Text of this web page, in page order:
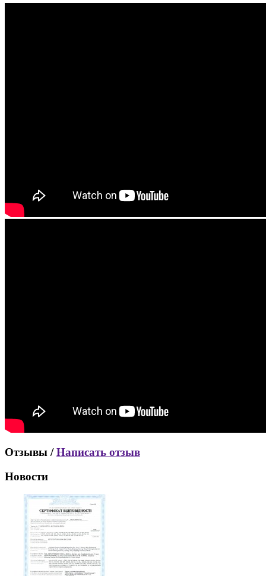
Отзывы /Написать отзыв
Новости